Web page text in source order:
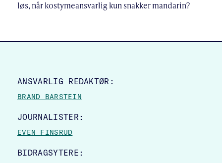
løs, når kostymeansvarlig kun snakker mandarin?
SITE FOOTER
ANSVARLIG REDAKTØR:
BRAND BARSTEIN
JOURNALISTER:
EVEN FINSRUD
BIDRAGSYTERE: